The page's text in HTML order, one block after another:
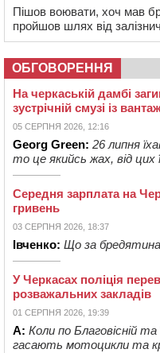
Пішов воювати, хоч мав
пройшов шлях від
ОБГОВОРЕННЯ
На черкаській дамбі
зустрічній смузі із
05 СЕРПНЯ 2026, 12:16
Georg Green: 26 липня
то це якийсь жах, від цих
Середня зарплата на
гривень
03 СЕРПНЯ 2026, 18:37
Івченко: Що за
У Черкасах поліція
розважальних закладів
01 СЕРПНЯ 2026, 19:39
А: Коли по Благовісній
гасають мотоцикли та